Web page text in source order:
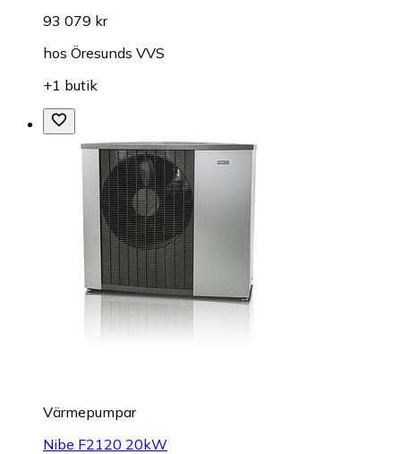
93 079 kr
hos Öresunds VVS
+1 butik
Värmepumpar
Nibe F2120 20kW